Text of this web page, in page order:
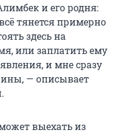
и его родня:
тянется примерно
здесь на
или заплатить ему
и мне сразу
— описывает
выехать из